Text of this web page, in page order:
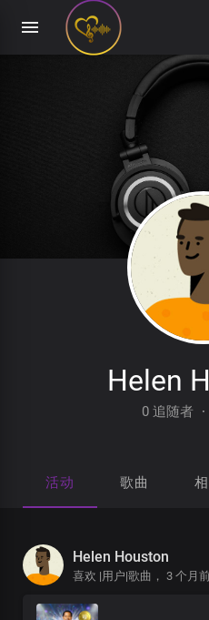
Helen
0 追随者 ·
活动 歌曲
Helen Houston
喜欢 |用户|歌曲， 3 个月前